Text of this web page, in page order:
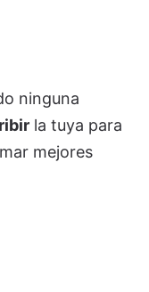
ninguna
la tuya para
mejores